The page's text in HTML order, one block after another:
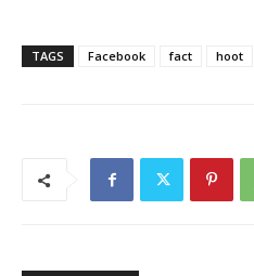
TAGS Facebook fact hoot